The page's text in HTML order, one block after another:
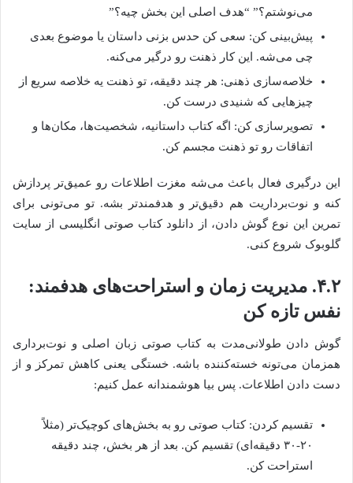
می‌نوشتم؟” “هدف اصلی این بخش چیه؟”
پیش‌بینی کن: سعی کن حدس بزنی داستان یا موضوع بعدی
چی می‌شه. این کار ذهنت رو درگیر می‌کنه.
خلاصه‌سازی ذهنی: هر چند دقیقه، تو ذهنت یه خلاصه سریع از
چیزهایی که شنیدی درست کن.
تصویرسازی کن: اگه کتاب داستانیه، شخصیت‌ها، مکان‌ها و
اتفاقات رو تو ذهنت مجسم کن.
این درگیری فعال باعث می‌شه مغزت اطلاعات رو عمیق‌تر پردازش
کنه و نوت‌برداریت هم دقیق‌تر و هدفمندتر بشه. تو می‌تونی برای
تمرین این نوع گوش دادن، از دانلود کتاب صوتی انگلیسی از سایت
گلوبوک شروع کنی.
۴.۲. مدیریت زمان و استراحت‌های هدفمند:
نفس تازه کن
گوش دادن طولانی‌مدت به کتاب صوتی زبان اصلی و نوت‌برداری
همزمان می‌تونه خسته‌کننده باشه. خستگی یعنی کاهش تمرکز و از
دست دادن اطلاعات. پس بیا هوشمندانه عمل کنیم:
تقسیم کردن: کتاب صوتی رو به بخش‌های کوچیک‌تر (مثلاً
۲۰-۳۰ دقیقه‌ای) تقسیم کن. بعد از هر بخش، چند دقیقه
استراحت کن.